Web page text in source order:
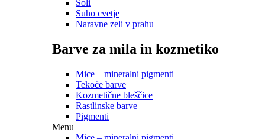
Soli
Suho cvetje
Naravne zeli v prahu
Barve za mila in kozmetiko
Mice – mineralni pigmenti
Tekoče barve
Kozmetične bleščice
Rastlinske barve
Pigmenti
Menu